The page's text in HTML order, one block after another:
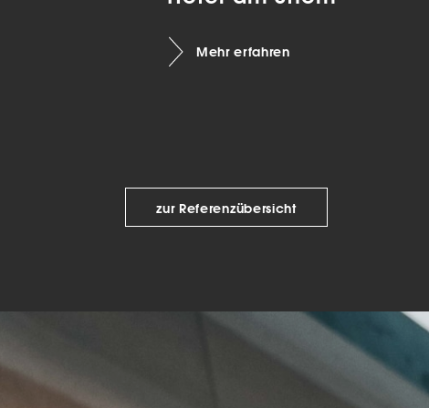
Mehr erfahren
zur Referenzübersicht
Marketing-Cookies werden von Drittanbietern oder Publishern verwendet, um